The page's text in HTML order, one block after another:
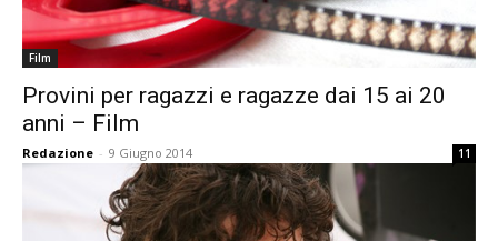
Film
Provini per ragazzi e ragazze dai 15 ai 20
anni – Film
Redazione - 9 Giugno 2014 11